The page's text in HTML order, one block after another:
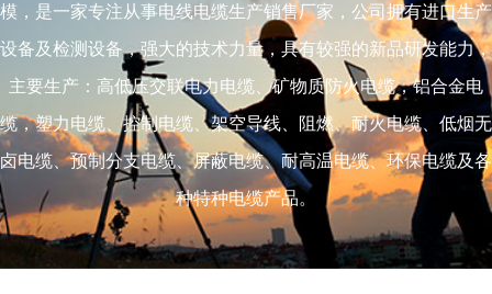
模，是一家专注从事电线电缆生产销售厂家，公司拥有进口生产
设备及检测设备，强大的技术力量，具有较强的新品研发能力，
主要生产：高低压交联电力电缆、矿物质防火电缆，铝合金电
缆，塑力电缆、控制电缆、架空导线、阻燃、耐火电缆、低烟无
卤电缆、预制分支电缆、屏蔽电缆、耐高温电缆、环保电缆及各
种特种电缆产品。